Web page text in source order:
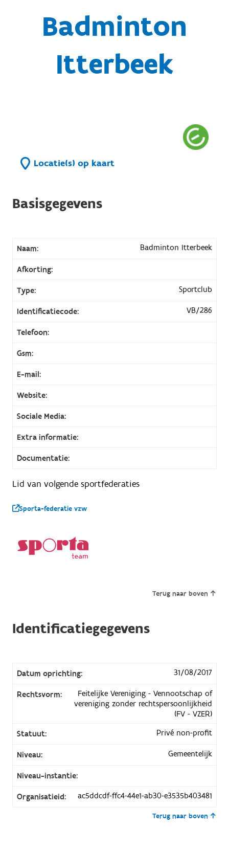
Badminton
Itterbeek
Locatie(s) op kaart
Basisgegevens
Naam: Badminton Itterbeek
Afkorting:
Type: Sportclub
Identificatiecode: VB/286
Telefoon:
Gsm:
E-mail:
Website:
Sociale Media:
Extra informatie:
Documentatie:
Lid van volgende sportfederaties
Sporta-federatie vzw
Terug naar boven
Identificatiegegevens
Datum oprichting: 31/08/2017
Rechtsvorm:
Feitelijke Vereniging - Vennootschap of
vereniging zonder rechtspersoonlijkheid
(FV - VZER)
Statuut:
Privé non-profit
Niveau: Gemeentelijk
Niveau-instantie:
Organisatieid: ac5ddcdf-ffc4-44e1-ab30-e3535b403481
Terug naar boven